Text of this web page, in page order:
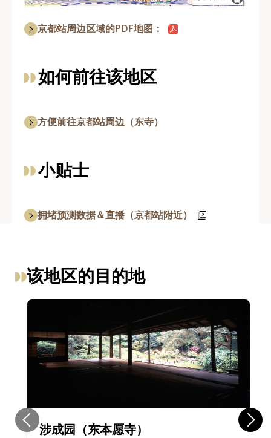
京都站周边区域的PDF地图：
如何前往该地区
方便前往京都站周边（东寺）
小贴士
拥堵预测数据＆直播（京都站附近）
该地区的目的地
涉成园（东本愿寺）